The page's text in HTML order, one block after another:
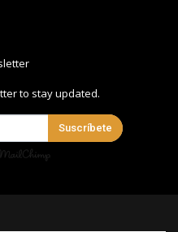
to stay updated.
Suscríbete